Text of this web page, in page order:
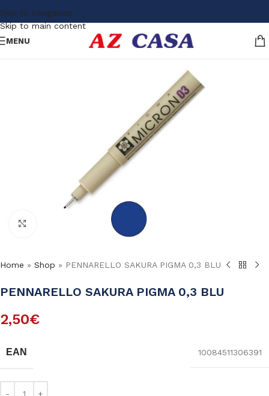
Skip to navigation
Skip to main content
MENU
Home » Shop » PENNARELLO SAKURA PIGMA 0,3 BLU
PENNARELLO SAKURA PIGMA 0,3 BLU
2,50€
EAN 10084511306391